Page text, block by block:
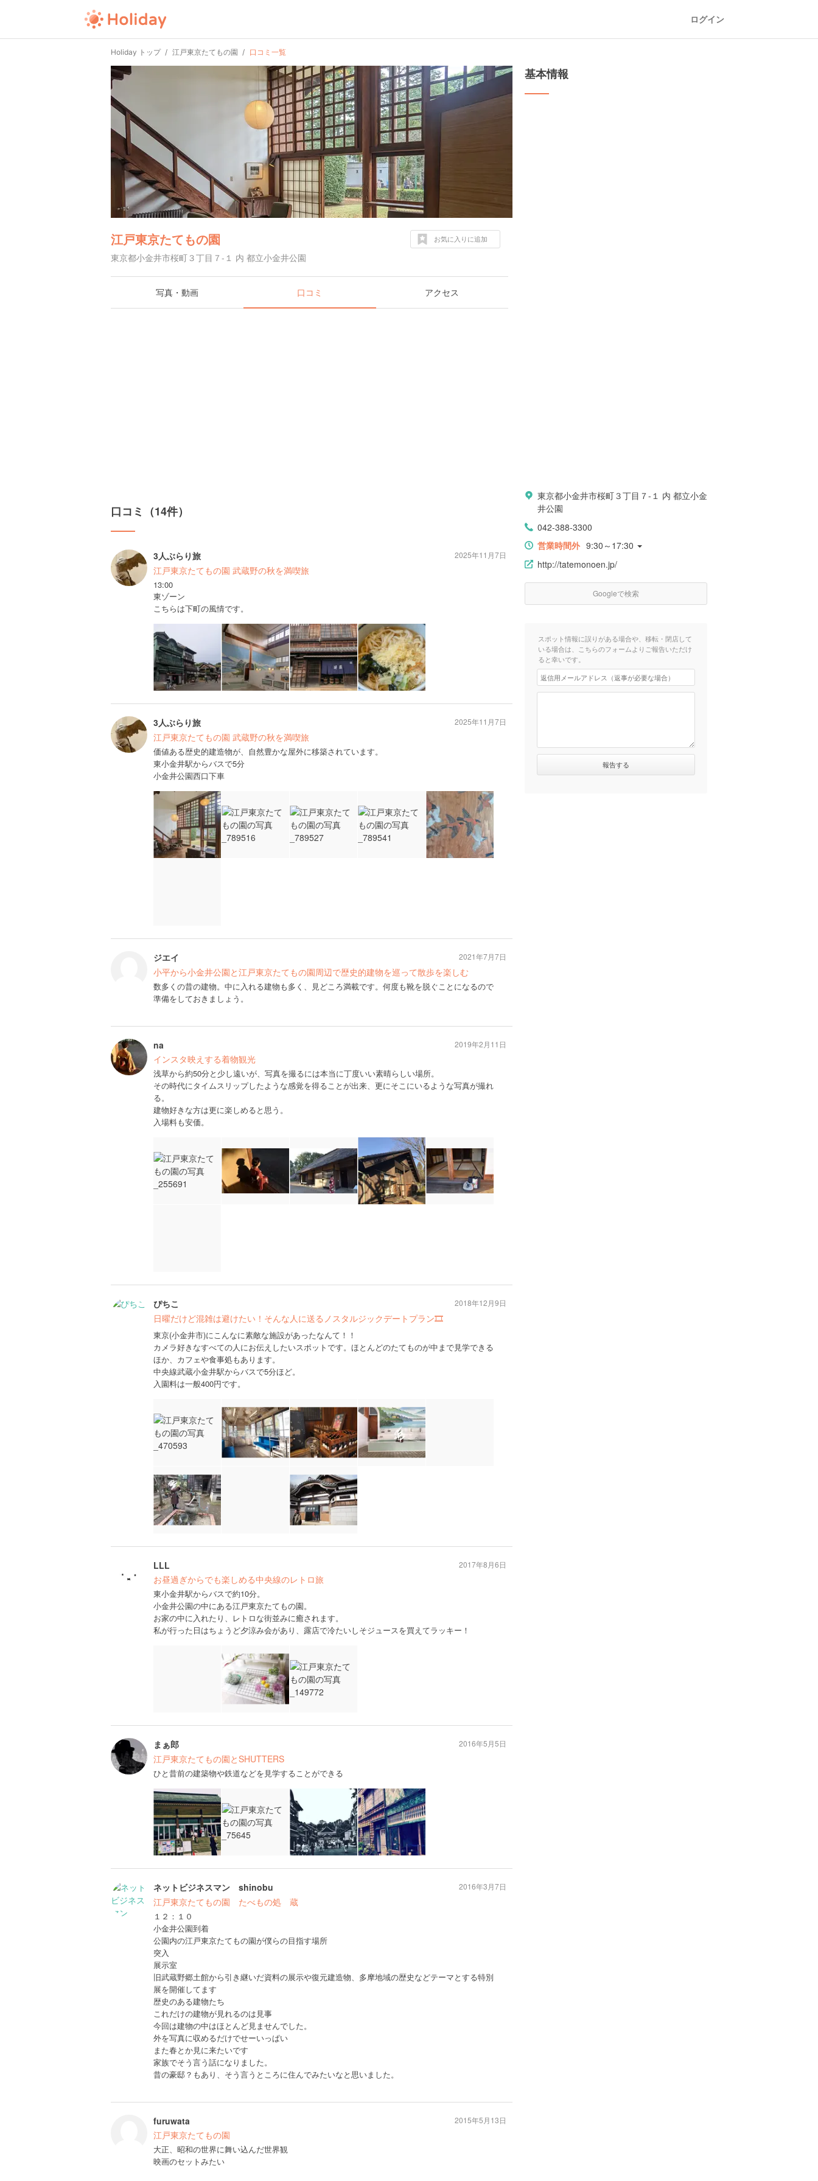
ログイン
Holiday トップ 江戸東京たてもの園 口コミ一覧
江戸東京たてもの園
東京都小金井市桜町３丁目７-１ 内 都立小金井公園
お気に入りに追加
写真・動画 口コミ アクセス
口コミ（14件）
3人ぶらり旅
江戸東京たてもの園 武蔵野の秋を満喫旅
13:00
東ゾーン
こちらは下町の風情です。
2025年11月7日
3人ぶらり旅
江戸東京たてもの園 武蔵野の秋を満喫旅
価値ある歴史的建造物が、自然豊かな屋外に移築されています。
東小金井駅からバスで5分
小金井公園西口下車
2025年11月7日
ジエイ
小平から小金井公園と江戸東京たてもの園周辺で歴史的建物を巡って散歩を楽しむ
数多くの昔の建物。中に入れる建物も多く、見どころ満載です。何度も靴を脱ぐことになるので
準備をしておきましょう。
2021年7月7日
na
インスタ映えする着物観光
浅草から約50分と少し遠いが、写真を撮るには本当に丁度いい素晴らしい場所。
その時代にタイムスリップしたような感覚を得ることが出来、更にそこにいるような写真が撮れ
る。
建物好きな方は更に楽しめると思う。
入場料も安価。
2019年2月11日
ぴちこ
日曜だけど混雑は避けたい！そんな人に送るノスタルジックデートプラン🎞
東京(小金井市)にこんなに素敵な施設があったなんて！！
カメラ好きなすべての人にお伝えしたいスポットです。ほとんどのたてものが中まで見学できる
ほか、カフェや食事処もあります。
中央線武蔵小金井駅からバスで5分ほど。
入園料は一般400円です。
2018年12月9日
LLL
お昼過ぎからでも楽しめる中央線のレトロ旅
東小金井駅からバスで約10分。
小金井公園の中にある江戸東京たてもの園。
お家の中に入れたり、レトロな街並みに癒されます。
私が行った日はちょうど夕涼み会があり、露店で冷たいしそジュースを買えてラッキー！
2017年8月6日
まぁ郎
江戸東京たてもの園とSHUTTERS
ひと昔前の建築物や鉄道などを見学することができる
2016年5月5日
ネットビジネスマン shinobu
江戸東京たてもの園 たべもの処 蔵
１２：１０
小金井公園到着
公園内の江戸東京たてもの園が僕らの目指す場所
突入
展示室
旧武蔵野郷土館から引き継いだ資料の展示や復元建造物、多摩地域の歴史などテーマとする特別
展を開催してます
歴史のある建物たち
これだけの建物が見れるのは見事
今回は建物の中はほとんど見ませんでした。
外を写真に収めるだけでせーいっぱい
また春とか見に来たいです
家族でそう言う話になりました。
昔の豪邸？もあり、そう言うところに住んでみたいなと思いました。
2016年3月7日
furuwata
江戸東京たてもの園
大正、昭和の世界に舞い込んだ世界観
映画のセットみたい
2015年5月13日
基本情報
東京都小金井市桜町３丁目７-１ 内 都立小金
井公園
042-388-3300
営業時間外 9:30～17:30
http://tatemonoen.jp/
Googleで検索
スポット情報に誤りがある場合や、移転・閉店して
いる場合は、こちらのフォームよりご報告いただけ
ると幸いです。